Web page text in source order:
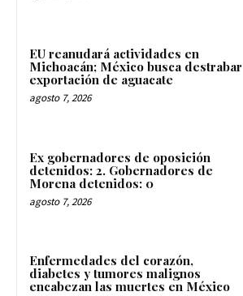
EU reanudará actividades en
Michoacán; México busca destrabar
exportación de aguacate
agosto 7, 2026
Ex gobernadores de oposición
detenidos: 2. Gobernadores de
Morena detenidos: 0
agosto 7, 2026
Enfermedades del corazón,
diabetes y tumores malignos
encabezan las muertes en México